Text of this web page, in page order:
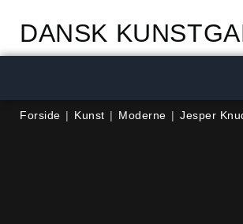
DANSK
Forside | Kunst | Moderne | Jesper